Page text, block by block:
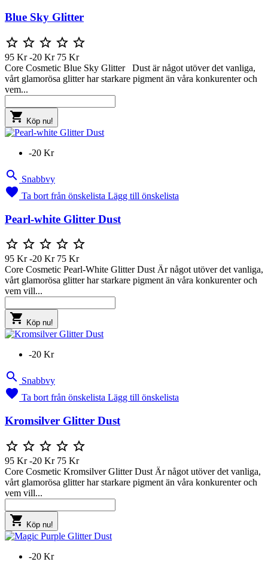
Blue Sky Glitter
    
95 Kr -20 Kr 75 Kr
Core Cosmetic Blue Sky Glitter Dust är något utöver det vanliga,
vårt glamorösa glitter har starkare pigment än våra konkurenter och
vem...
 Köp nu!
-20 Kr
 Snabbvy
 Ta bort från önskelista Lägg till önskelista
Pearl-white Glitter Dust
    
95 Kr -20 Kr 75 Kr
Core Cosmetic Pearl-White Glitter Dust Är något utöver det vanliga,
vårt glamorösa glitter har starkare pigment än våra konkurenter och
vem vill...
 Köp nu!
-20 Kr
 Snabbvy
 Ta bort från önskelista Lägg till önskelista
Kromsilver Glitter Dust
    
95 Kr -20 Kr 75 Kr
Core Cosmetic Kromsilver Glitter Dust Är något utöver det vanliga,
vårt glamorösa glitter har starkare pigment än våra konkurenter och
vem vill...
 Köp nu!
-20 Kr